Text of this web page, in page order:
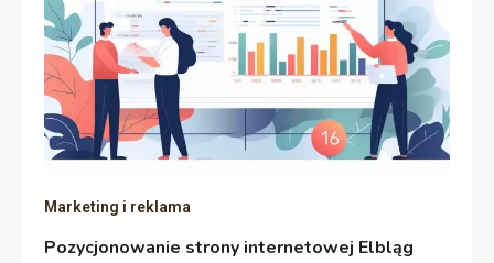
Marketing i reklama
Pozycjonowanie strony internetowej Elbląg